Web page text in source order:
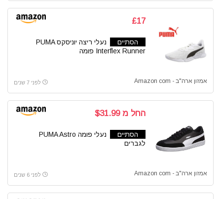
£17
הסתיים
נעלי ריצה יוניסקס PUMA
Interflex Runner פומה
אמזון ארה"ב - Amazon com לפני 7 שנים
החל מ $31.99
הסתיים
נעלי פומה PUMA Astro
לגברים
אמזון ארה"ב - Amazon com לפני 6 שנים